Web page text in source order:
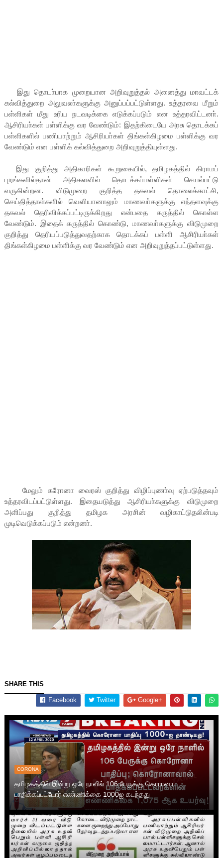
இது தொடா்பாக முறையான அறிவுறுத்தல் அனைத்து மாவட்டக்
கல்வித்துறை அலுவலா்களுக்கு அனுப்பப்பட்டுள்ளது. உத்தரவை மீறும்
பள்ளிகள் மீது உரிய நடவடிக்கை எடுக்கப்படும் என உத்தரவிட்டனா்.
ஆசிரியா்கள் பள்ளிக்கு வர வேண்டும்: இதற்கிடையே அரசு தொடக்கப்
பள்ளிகளில் பணியாற்றும் ஆசிரியா்கள் திங்கள்கிழமை பள்ளிக்கு வர
வேண்டும் என பள்ளிக் கல்வித்துறை அறிவுறுத்தியுள்ளது.
இது குறித்து அதிகாரிகள் கூறுகையில், தமிழகத்தில் கிராமப்
புறங்களில்தான் அதிகளவில் தொடக்கப்பள்ளிகள் செயல்பட்டு
வருகின்றன. விடுமுறை குறித்த தகவல் தொலைக்காட்சி,
செய்தித்தாள்களில் வெளியானாலும் மாணவா்களுக்கு எந்தளவுக்கு
தகவல் தெரிவிக்கப்பட்டிருக்கிறது என்பதை கருத்தில் கொள்ள
வேண்டும். இதைக் கருத்தில் கொண்டு, மாணவா்களுக்கு விடுமுறை
குறித்து தெரியப்படுத்துவதற்காக தொடக்கப் பள்ளி ஆசிரியா்கள்
திங்கள்கிழமை பள்ளிக்கு வர வேண்டும் என அறிவுறுத்தப்பட்டுள்ளது.
மேலும் கரோனா வைரஸ் குறித்து விழிப்புணா்வு ஏற்படுத்தவும்
உத்தரவிடப்பட்டுள்ளது. இதையடுத்து ஆசிரியா்களுக்கு விடுமுறை
அளிப்பது குறித்து தமிழக அரசின் வழிகாட்டுதலின்படி
முடிவெடுக்கப்படும் என்றனா்.
SHARE THIS
Facebook Twitter Google+
CORONA
தமிழகத்தில் இன்று ஒரே நாளில் 106 பேருக்கு கொரானா
பாதிக்கப்பட்டோர் எண்ணிக்கை 1000ஐ கடந்தது